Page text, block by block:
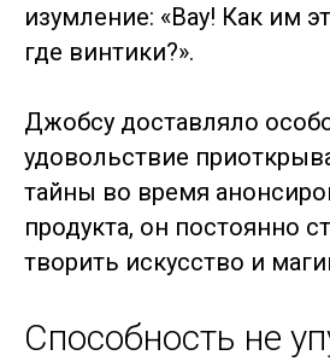
изумление: «Вау! Как им
где винтики?».
Джобсу доставляло
удовольствие
тайны во время
продукта, он постоянно
творить искусство и
Способность не